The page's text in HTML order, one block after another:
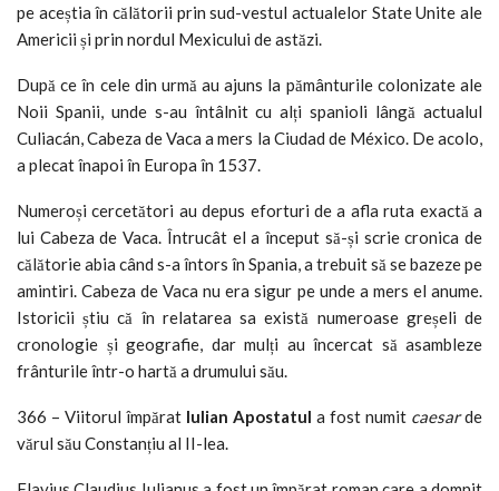
pe aceștia în călătorii prin sud-vestul actualelor State Unite ale
Americii și prin nordul Mexicului de astăzi.
După ce în cele din urmă au ajuns la pământurile colonizate ale
Noii Spanii, unde s-au întâlnit cu alți spanioli lângă actualul
Culiacán, Cabeza de Vaca a mers la Ciudad de México. De acolo,
a plecat înapoi în Europa în 1537.
Numeroși cercetători au depus eforturi de a afla ruta exactă a
lui Cabeza de Vaca. Întrucât el a început să-și scrie cronica de
călătorie abia când s-a întors în Spania, a trebuit să se bazeze pe
amintiri. Cabeza de Vaca nu era sigur pe unde a mers el anume.
Istoricii știu că în relatarea sa există numeroase greșeli de
cronologie și geografie, dar mulți au încercat să asambleze
frânturile într-o hartă a drumului său.
366 – Viitorul împărat Iulian Apostatul a fost numit caesarde
vărul său Constanțiu al II-lea.